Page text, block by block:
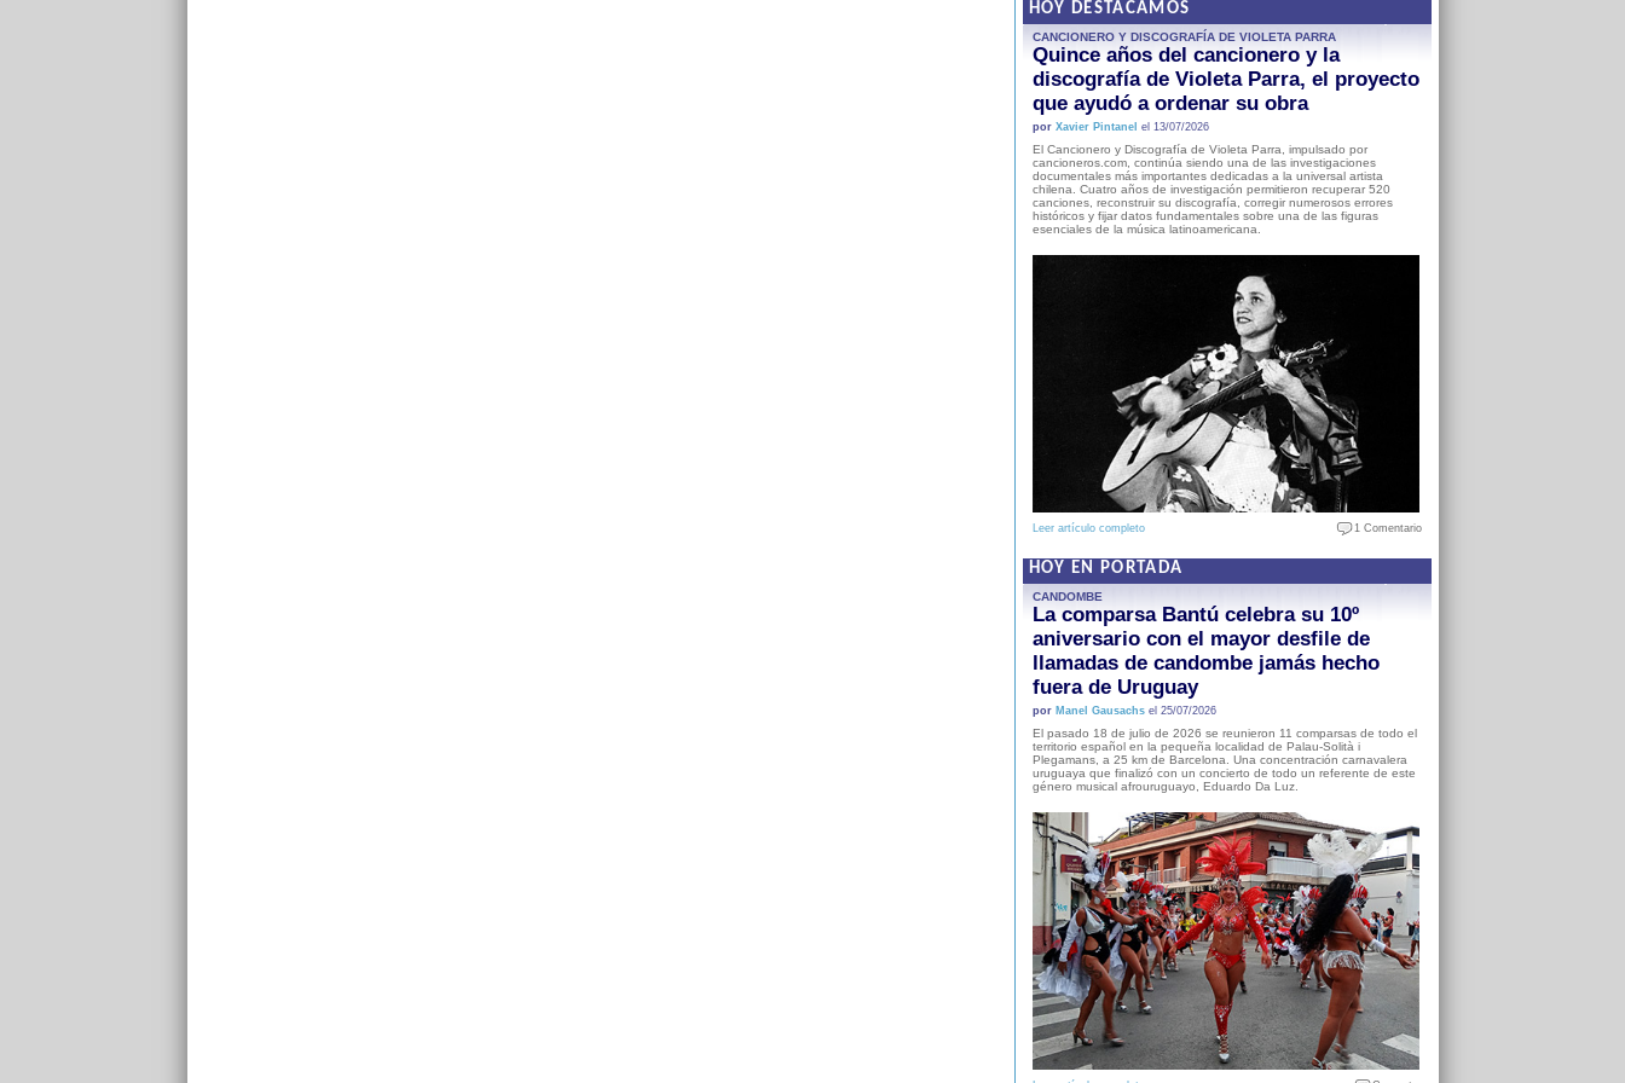
HOY DESTACAMOS
CANCIONERO Y DISCOGRAFÍA DE VIOLETA PARRA
Quince años del cancionero y la
discografía de Violeta Parra, el proyecto
que ayudó a ordenar su obra
por Xavier Pintanel el 13/07/2026
El Cancionero y Discografía de Violeta Parra, impulsado por
cancioneros.com, continúa siendo una de las investigaciones
documentales más importantes dedicadas a la universal artista
chilena. Cuatro años de investigación permitieron recuperar 520
canciones, reconstruir su discografía, corregir numerosos errores
históricos y fijar datos fundamentales sobre una de las figuras
esenciales de la música latinoamericana.
Leer artículo completo 1 Comentario
HOY EN PORTADA
CANDOMBE
La comparsa Bantú celebra su 10º
aniversario con el mayor desfile de
llamadas de candombe jamás hecho
fuera de Uruguay
por Manel Gausachsel 25/07/2026
El pasado 18 de julio de 2026 se reunieron 11 comparsas de todo el
territorio español en la pequeña localidad de Palau-Solità i
Plegamans, a 25 km de Barcelona. Una concentración carnavalera
uruguaya que finalizó con un concierto de todo un referente de este
género musical afrouruguayo, Eduardo Da Luz.